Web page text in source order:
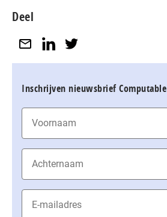
Deel
Inschrijven nieuwsbrief Computable